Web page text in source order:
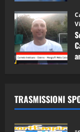
TRASMISSIONI
1
2